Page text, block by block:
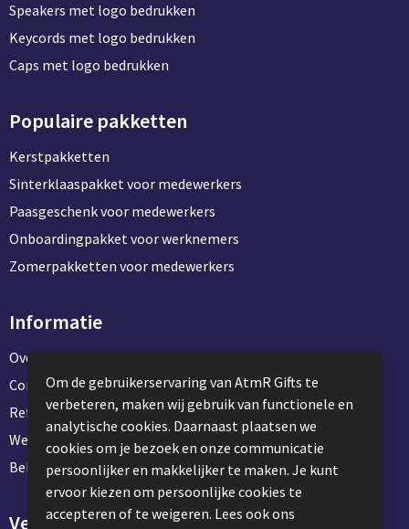
Speakers met logo bedrukken
Keycords met logo bedrukken
Caps met logo bedrukken
Populaire pakketten
Kerstpakketten
Sinterklaaspakket voor medewerkers
Paasgeschenk voor medewerkers
Onboardingpakket voor werknemers
Zomerpakketten voor medewerkers
Informatie
Over ons
Contact en klantenservice
Referentie projecten
Werken & stage bij AtmR Gifts
Bekijk kantoorbenodigdheden
Veilig winkelen
Om de gebruikerservaring van AtmR Gifts te
verbeteren, maken wij gebruik van functionele en
analytische cookies. Daarnaast plaatsen we
cookies om je bezoek en onze communicatie
persoonlijker en makkelijker te maken. Je kunt
ervoor kiezen om persoonlijke cookies te
accepteren of te weigeren. Lees ook ons